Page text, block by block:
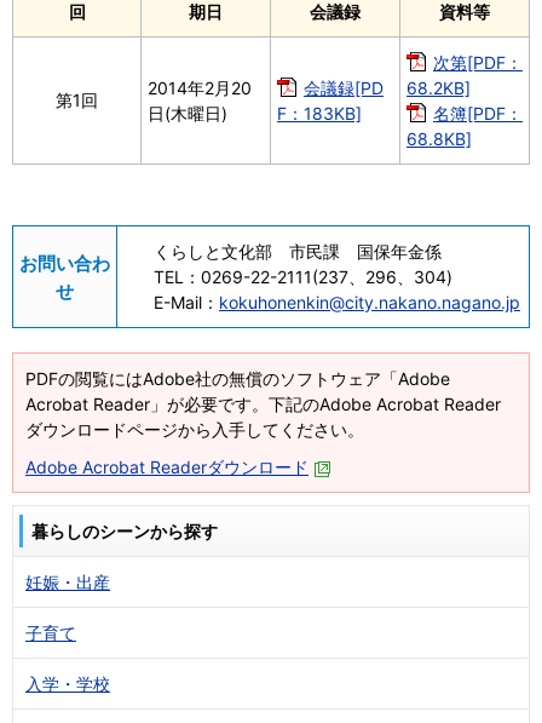
回 期日 会議録 資料等
第1回
2014年2月20
日(木曜日)
会議録[PD
F：183KB]
次第[PDF：
68.2KB]
名簿[PDF：
68.8KB]
お問い合わ
せ
くらしと文化部 市民課 国保年金係
TEL： 0269-22-2111(237、296、304)
E-Mail： kokuhonenkin@city.nakano.nagano.jp
PDFの閲覧にはAdobe社の無償のソフトウェア「Adobe
Acrobat Reader」が必要です。下記のAdobe Acrobat Reader
ダウンロードページから入手してください。
Adobe Acrobat Readerダウンロード
暮らしのシーンから探す
妊娠・出産
子育て
入学・学校